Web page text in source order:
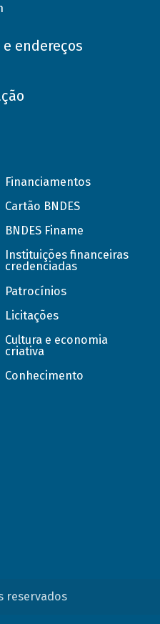
endereços
Financiamentos
Cartão BNDES
BNDES Finame
Instituições financeiras
credenciadas
Patrocínios
Licitações
Cultura e economia
criativa
Conhecimento
reservados